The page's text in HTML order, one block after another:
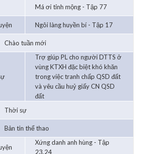
Má ơi tỉnh mộng - Tập 77
Ngôi làng huyền bí - Tập 17
Chào tuần mới
Trợ giúp PL cho người DTTS ở
vùng KTXH đặc biệt khó khăn
trong việc tranh chấp QSD đất
và yêu cầu huỷ giấy CN QSD
đất
Thời sự
Bản tin thể thao
Xứng danh anh hùng - Tập
23,24